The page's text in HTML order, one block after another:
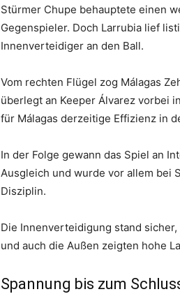
Stürmer Chupe behauptete einen
Gegenspieler. Doch Larrubia lief
Innenverteidiger an den Ball.
Vom rechten Flügel zog Málagas
überlegt an Keeper Álvarez vorbei
für Málagas derzeitige Effizienz in
In der Folge gewann das Spiel an
Ausgleich und wurde vor allem bei
Disziplin.
Die Innenverteidigung stand
und auch die Außen zeigten hohe
Spannung bis zum